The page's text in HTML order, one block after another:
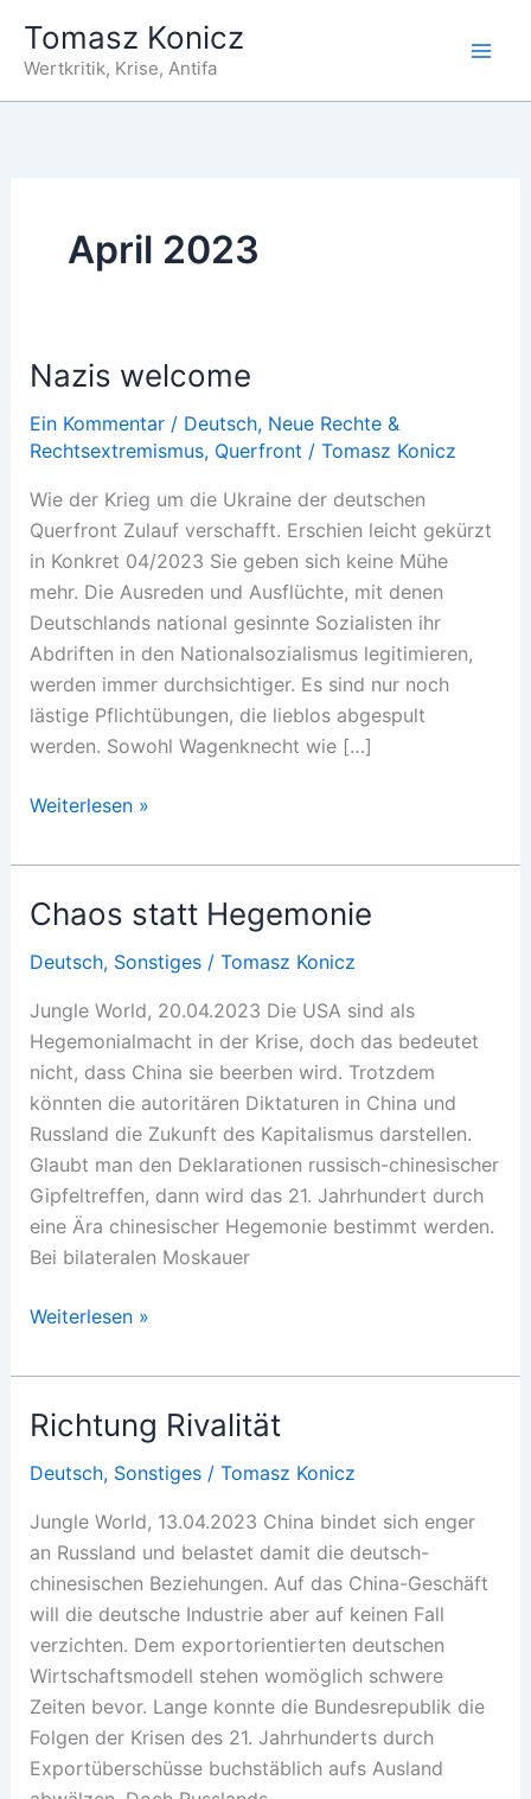
Inhalt
springen
Tomasz Konicz
Wertkritik, Krise, Antifa
April 2023
Nazis welcome
Ein Kommentar / Deutsch, Neue Rechte &
Rechtsextremismus, Querfront / Tomasz Konicz
Wie der Krieg um die Ukraine der deutschen
Querfront Zulauf verschafft. Erschien leicht gekürzt
in Konkret 04/2023 Sie geben sich keine Mühe
mehr. Die Ausreden und Ausflüchte, mit denen
Deutschlands national gesinnte Sozialisten ihr
Abdriften in den Nationalsozialismus legitimieren,
werden immer durchsichtiger. Es sind nur noch
lästige Pflichtübungen, die lieblos abgespult
werden. Sowohl Wagenknecht wie […]
Nazis
Weiterlesen »
Chaos statt Hegemonie
Deutsch, Sonstiges/ Tomasz Konicz
Jungle World, 20.04.2023 Die USA sind als
Hegemonialmacht in der Krise, doch das bedeutet
nicht, dass China sie beerben wird. Trotzdem
könnten die autoritären Diktaturen in China und
Russland die Zukunft des Kapitalismus darstellen.
Glaubt man den Deklarationen russisch-chinesischer
Gipfeltreffen, dann wird das 21. Jahrhundert durch
eine Ära chinesischer Hegemonie bestimmt werden.
Bei bilateralen Moskauer
Chaos
Hegemonie
Weiterlesen »
Richtung Rivalität
Deutsch, Sonstiges/ Tomasz Konicz
Jungle World, 13.04.2023 China bindet sich enger
an Russland und belastet damit die deutsch-
chinesischen Beziehungen. Auf das China-Geschäft
will die deutsche Industrie aber auf keinen Fall
verzichten. Dem exportorientierten deutschen
Wirtschaftsmodell stehen womöglich schwere
Zeiten bevor. Lange konnte die Bundesrepublik die
Folgen der Krisen des 21. Jahrhunderts durch
Exportüberschüsse buchstäblich aufs Ausland